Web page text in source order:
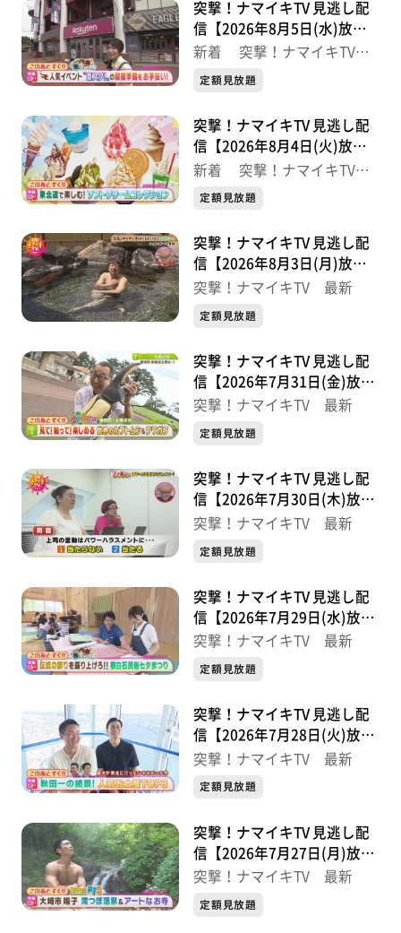
【定休日】月曜
【電話番号】022-778-5489
※紹介した催事等は終了している場合があります。
※紹介した商品等は取り扱いが終了している場合があり
ます。
突撃！ナマイキTV 見逃し配
信【2026年8月5日(水)放送
分】
新着 突撃！ナマイキTV
最新
定額見放題
突撃！ナマイキTV 見逃し配
信【2026年8月4日(火)放送
分】
新着 突撃！ナマイキTV
最新
定額見放題
突撃！ナマイキTV 見逃し配
信【2026年8月3日(月)放送
分】
突撃！ナマイキTV 最新
定額見放題
突撃！ナマイキTV 見逃し配
信【2026年7月31日(金)放送
分】
突撃！ナマイキTV 最新
定額見放題
突撃！ナマイキTV 見逃し配
信【2026年7月30日(木)放送
分】
突撃！ナマイキTV 最新
定額見放題
突撃！ナマイキTV 見逃し配
信【2026年7月29日(水)放送
分】
突撃！ナマイキTV 最新
定額見放題
突撃！ナマイキTV 見逃し配
信【2026年7月28日(火)放送
分】
突撃！ナマイキTV 最新
定額見放題
突撃！ナマイキTV 見逃し配
信【2026年7月27日(月)放送
分】
突撃！ナマイキTV 最新
定額見放題